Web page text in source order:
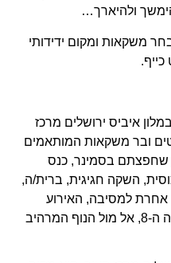
ולהיארך…
משקאות ומקום ידידותי
איביס ירושלים מרכז
ובר משקאות המותאמים
בסמינר, כנס
השקה חגיגית, ברית/ה,
למסיבה, האירוע
שלכם יוכל להתקיים באולם הקומה ה-8, אל מול הנוף המרהיב